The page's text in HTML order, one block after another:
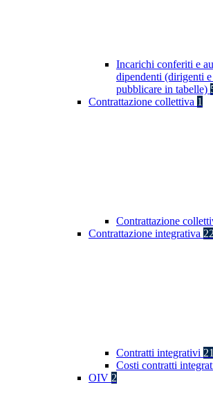
Incarichi conferiti e
dipendenti (dirigenti
pubblicare in tabelle)
Contrattazione collettiva 1
Contrattazione
Contrattazione integrativa 22
Contratti integrativi 21
Costi contratti
OIV 2